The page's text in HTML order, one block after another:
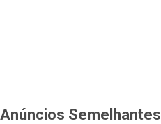
Anúncios Semelhantes